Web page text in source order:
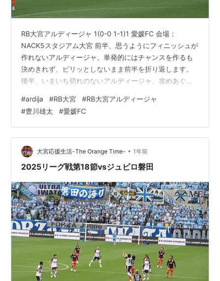
RB大宮アルディージャ 1(0-0 1-1)1 愛媛FC 会場：
NACK5スタジアム大宮 前半、思うようにフィニッシュが
作れないアルディージャ。単発的にはチャンスを作るも
決めきれず、ピリッとしないまま前半を折り返します。
後半、いまいち切れのないアルディージャ。攻めあぐね
これでようやく目を覚ましたか、反撃に出るアルディー
ジャ、しかし焦りからか、ゴール前で攻めあぐね決めき
ることが出来ず、時間だけが過ぎていきます。このまま
逃げ切られるかと思われた90∔1分、下口のクロス、豊川
のヘディングシュートがゴールネットを揺らし同点とす
るアルディージャ。さ…
#ardija #RB大宮 #RB大宮アルディージャ
#豊川雄太 #愛媛FC
大宮応援生活-The Orange Time- • 1年前
2025リーグ戦第18節vsジュビロ磐田